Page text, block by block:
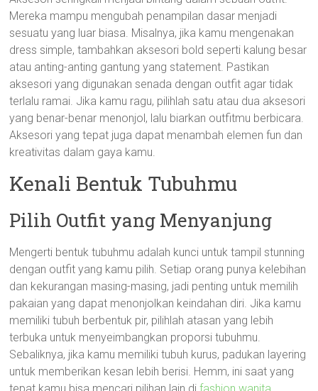
Mereka mampu mengubah penampilan dasar menjadi
sesuatu yang luar biasa. Misalnya, jika kamu mengenakan
dress simple, tambahkan aksesori bold seperti kalung besar
atau anting-anting gantung yang statement. Pastikan
aksesori yang digunakan senada dengan outfit agar tidak
terlalu ramai. Jika kamu ragu, pilihlah satu atau dua aksesori
yang benar-benar menonjol, lalu biarkan outfitmu berbicara.
Aksesori yang tepat juga dapat menambah elemen fun dan
kreativitas dalam gaya kamu.
Kenali Bentuk Tubuhmu
Pilih Outfit yang Menyanjung
Mengerti bentuk tubuhmu adalah kunci untuk tampil stunning
dengan outfit yang kamu pilih. Setiap orang punya kelebihan
dan kekurangan masing-masing, jadi penting untuk memilih
pakaian yang dapat menonjolkan keindahan diri. Jika kamu
memiliki tubuh berbentuk pir, pilihlah atasan yang lebih
terbuka untuk menyeimbangkan proporsi tubuhmu.
Sebaliknya, jika kamu memiliki tubuh kurus, padukan layering
untuk memberikan kesan lebih berisi. Hemm, ini saat yang